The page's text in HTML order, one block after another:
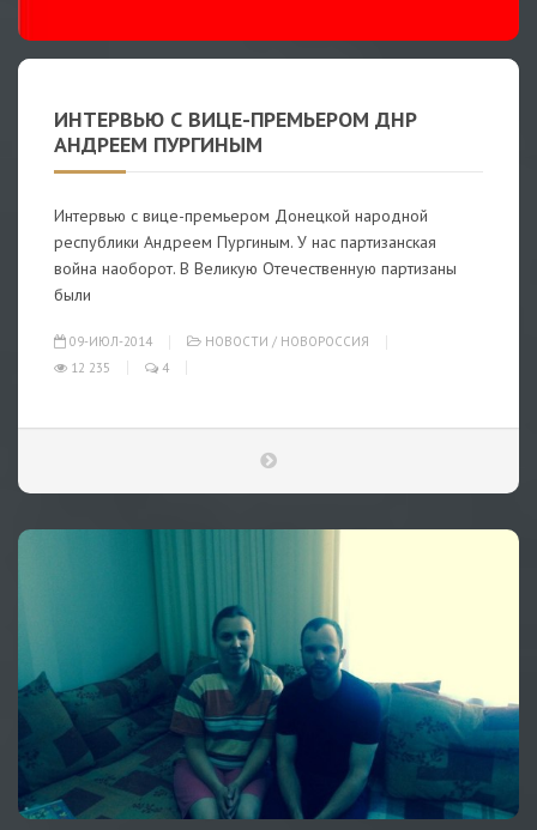
ИНТЕРВЬЮ С ВИЦЕ-ПРЕМЬЕРОМ ДНР
АНДРЕЕМ ПУРГИНЫМ
Интервью с вице-премьером Донецкой народной
республики Андреем Пургиным. У нас партизанская
война наоборот. В Великую Отечественную партизаны
были
09-ИЮЛ-2014 НОВОСТИ / НОВОРОССИЯ
12 235
4